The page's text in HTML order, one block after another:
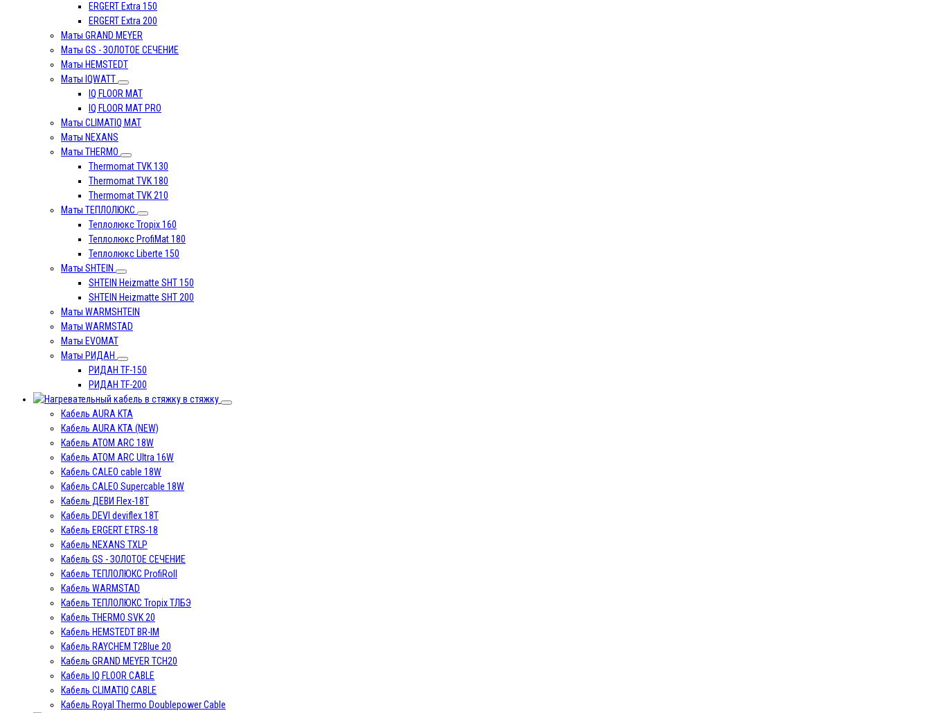
ERGERT Extra 150
ERGERT Extra 200
Маты GRAND MEYER
Маты GS - ЗОЛОТОЕ СЕЧЕНИЕ
Маты HEMSTEDT
Маты IQWATT
IQ FLOOR MAT
IQ FLOOR MAT PRO
Маты CLIMATIQ MAT
Маты NEXANS
Маты THERMO
Thermomat TVK 130
Thermomat TVK 180
Thermomat TVK 210
Маты ТЕПЛОЛЮКС
Теплолюкс Tropix 160
Теплолюкс ProfiMat 180
Теплолюкс Liberte 150
Маты SHTEIN
SHTEIN Heizmatte SHT 150
SHTEIN Heizmatte SHT 200
Маты WARMSHTEIN
Маты WARMSTAD
Маты EVOMAT
Маты РИДАН
РИДАН TF-150
РИДАН TF-200
в стяжку
Кабель AURA KTA
Кабель AURA KTA (NEW)
Кабель ATOM ARC 18W
Кабель ATOM ARC Ultra 16W
Кабель CALEO cable 18W
Кабель CALEO Supercable 18W
Кабель ДЕВИ Flex-18T
Кабель DEVI deviflex 18T
Кабель ERGERT ETRS-18
Кабель NEXANS TXLP
Кабель GS - ЗОЛОТОЕ СЕЧЕНИЕ
Кабель ТЕПЛОЛЮКС ProfiRoll
Кабель WARMSTAD
Кабель ТЕПЛОЛЮКС Tropix ТЛБЭ
Кабель THERMO SVK 20
Кабель HEMSTEDT BR-IM
Кабель RAYCHEM T2Blue 20
Кабель GRAND MEYER TCH20
Кабель IQ FLOOR CABLE
Кабель CLIMATIQ CABLE
Кабель Royal Thermo Doublepower Cable